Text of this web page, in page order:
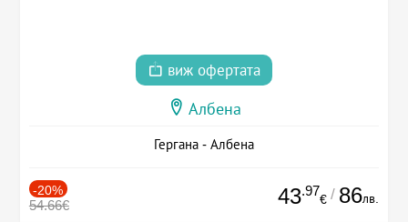
виж офертата
Албена
Гергана - Албена
-20%
54.66€ 43.97
€ / 86лв.